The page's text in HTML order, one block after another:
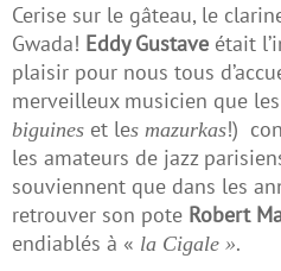
Cerise sur le gâteau, le
Gwada! Eddy Gustave était
plaisir pour nous tous
merveilleux musicien que
biguines et les mazurkas!)
les amateurs de jazz
souviennent que dans les
retrouver son pote Robert
endiablés à « la Cigale ».